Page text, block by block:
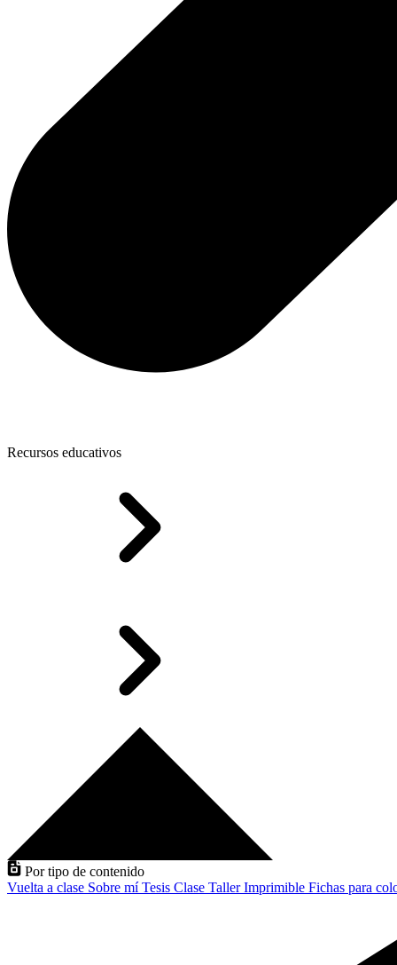
Recursos educativos
Por tipo de contenido
Vuelta a clase Sobre míTesis Clase TallerImprimible Fichas para